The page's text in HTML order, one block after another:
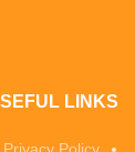
LINKS